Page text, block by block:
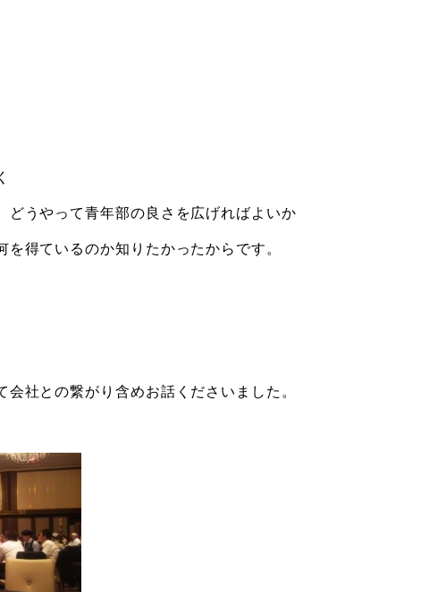
どうやって青年部の良さを広げればよいか
得ているのか知りたかったからです。
社との繋がり含めお話くださいました。